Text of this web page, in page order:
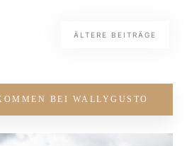
ÄLTERE BEITRÄGE
BEI WALLYGUSTO